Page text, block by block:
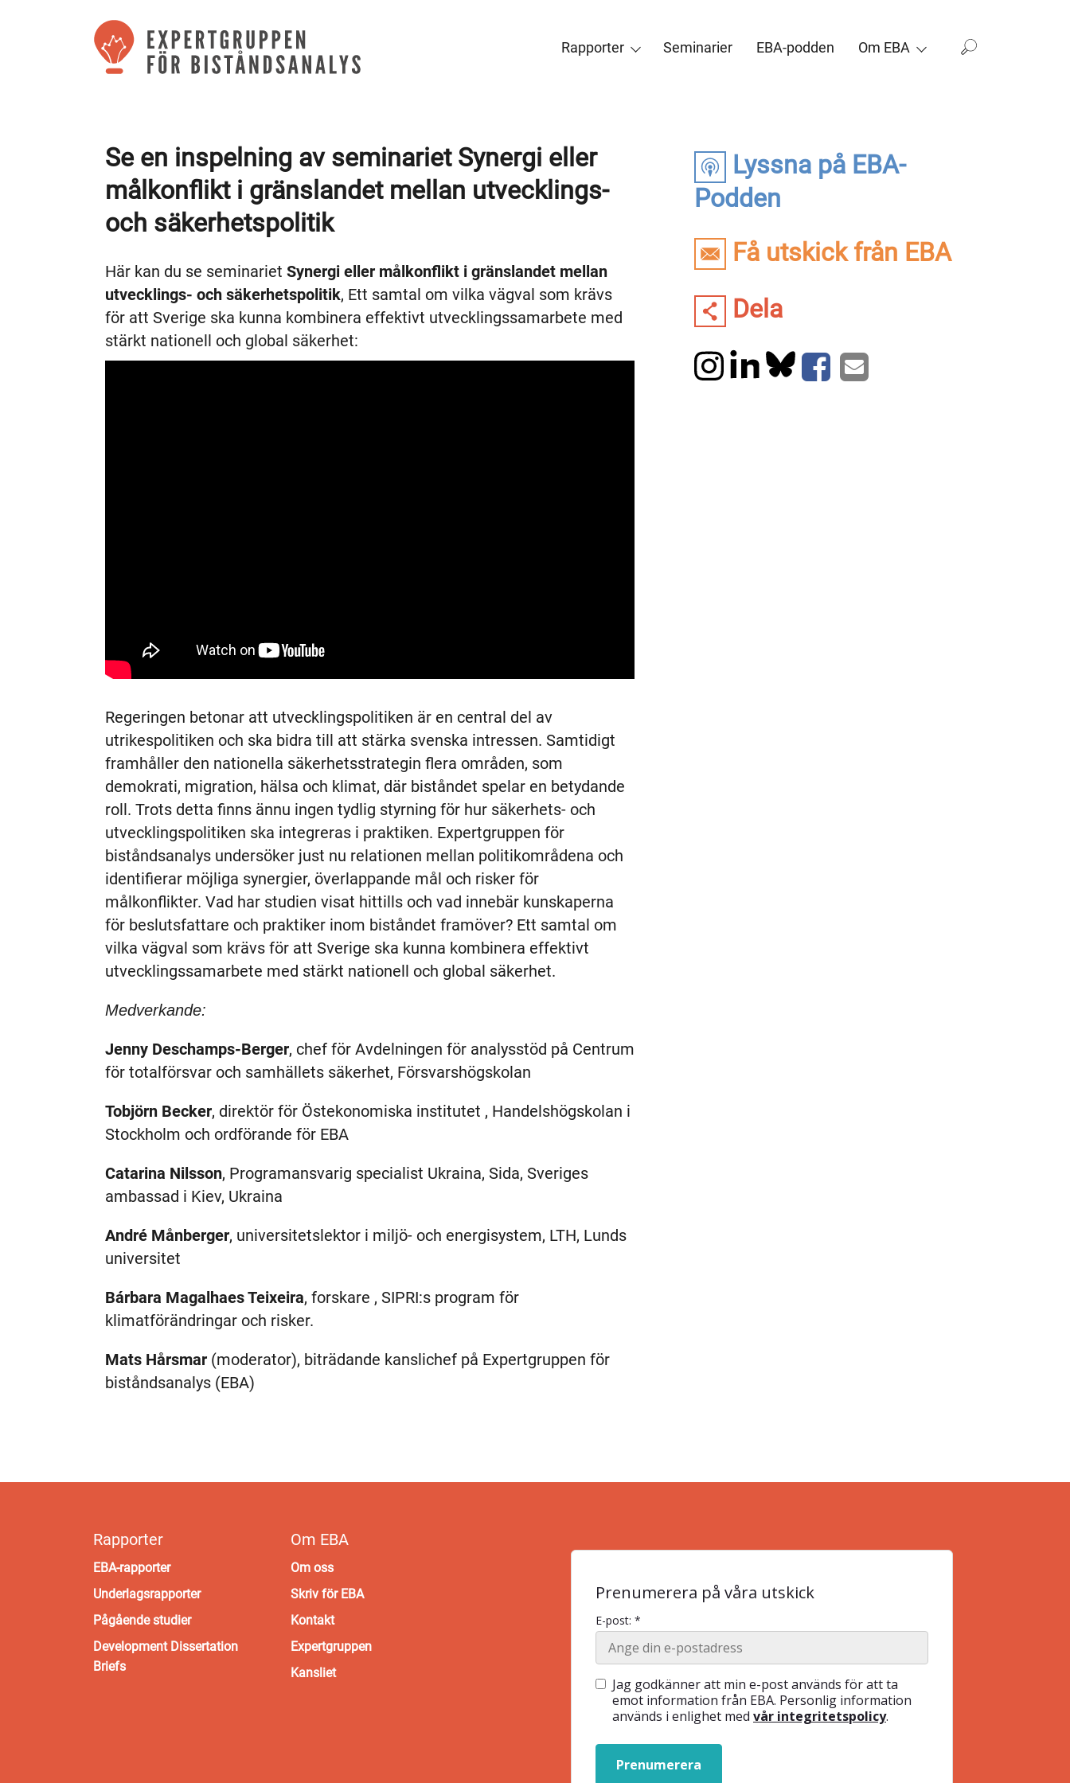
Rapporter Seminarier EBA-podden Om EBA
Lyssna på EBA-
Podden
Få utskick från EBA
Dela
Se en inspelning av seminariet Synergi eller
målkonflikt i gränslandet mellan utvecklings-
och säkerhetspolitik
Här kan du se seminariet Synergi eller målkonflikt i gränslandet mellan
utvecklings- och säkerhetspolitik, Ett samtal om vilka vägval som krävs
för att Sverige ska kunna kombinera effektivt utvecklingssamarbete med
stärkt nationell och global säkerhet:
Regeringen betonar att utvecklingspolitiken är en central del av
utrikespolitiken och ska bidra till att stärka svenska intressen. Samtidigt
framhåller den nationella säkerhetsstrategin flera områden, som
demokrati, migration, hälsa och klimat, där biståndet spelar en betydande
roll. Trots detta finns ännu ingen tydlig styrning för hur säkerhets- och
utvecklingspolitiken ska integreras i praktiken. Expertgruppen för
biståndsanalys undersöker just nu relationen mellan politikområdena och
identifierar möjliga synergier, överlappande mål och risker för
målkonflikter. Vad har studien visat hittills och vad innebär kunskaperna
för beslutsfattare och praktiker inom biståndet framöver? Ett samtal om
vilka vägval som krävs för att Sverige ska kunna kombinera effektivt
utvecklingssamarbete med stärkt nationell och global säkerhet.
Medverkande:
Jenny Deschamps-Berger, chef för Avdelningen för analysstöd på Centrum
för totalförsvar och samhällets säkerhet, Försvarshögskolan
Tobjörn Becker, direktör för Östekonomiska institutet , Handelshögskolan i
Stockholm och ordförande för EBA
Catarina Nilsson, Programansvarig specialist Ukraina, Sida, Sveriges
ambassad i Kiev, Ukraina
André Månberger, universitetslektor i miljö- och energisystem, LTH, Lunds
universitet
Bárbara Magalhaes Teixeira, forskare , SIPRI:s program för
klimatförändringar och risker.
Mats Hårsmar (moderator), biträdande kanslichef på Expertgruppen för
biståndsanalys (EBA)
Rapporter
EBA-rapporter
Underlagsrapporter
Pågående studier
Development Dissertation
Briefs
Om EBA
Om oss
Skriv för EBA
Kontakt
Expertgruppen
Kansliet
Prenumerera på våra utskick
E-post: *
Jag godkänner att min e-post används för att ta
emot information från EBA. Personlig information
används i enlighet med vår integritetspolicy.
Prenumerera